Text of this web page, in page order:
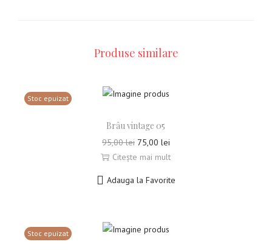
Produse similare
Stoc epuizat
Brâu vintage 05
95,00lei 75,00 lei
Citește mai mult
Adauga la Favorite
Stoc epuizat